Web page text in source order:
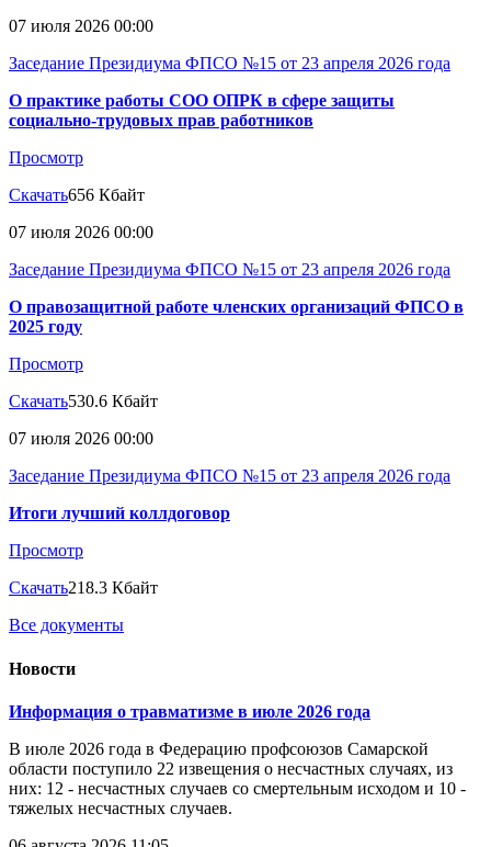
07 июля 2026 00:00
Заседание Президиума ФПСО №15 от 23 апреля 2026 года
О практике работы СОО ОПРК в сфере защиты
социально-трудовых прав работников
Просмотр
Скачать656 Кбайт
07 июля 2026 00:00
Заседание Президиума ФПСО №15 от 23 апреля 2026 года
О правозащитной работе членских организаций ФПСО в
2025 году
Просмотр
Скачать530.6 Кбайт
07 июля 2026 00:00
Заседание Президиума ФПСО №15 от 23 апреля 2026 года
Итоги лучший коллдоговор
Просмотр
Скачать218.3 Кбайт
Все документы
Новости
Информация о травматизме в июле 2026 года
В июле 2026 года в Федерацию профсоюзов Самарской
области поступило 22 извещения о несчастных случаях, из
них: 12 - несчастных случаев со смертельным исходом и 10 -
тяжелых несчастных случаев.